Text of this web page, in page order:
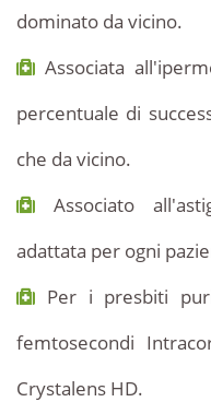
dominato da vicino.
Associata
percentuale di
che da vicino.
Associato
adattata per ogni
Per i presbiti
femtosecondi
Crystalens HD.